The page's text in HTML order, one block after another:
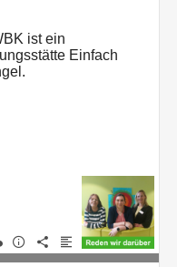
ist ein
Einfach